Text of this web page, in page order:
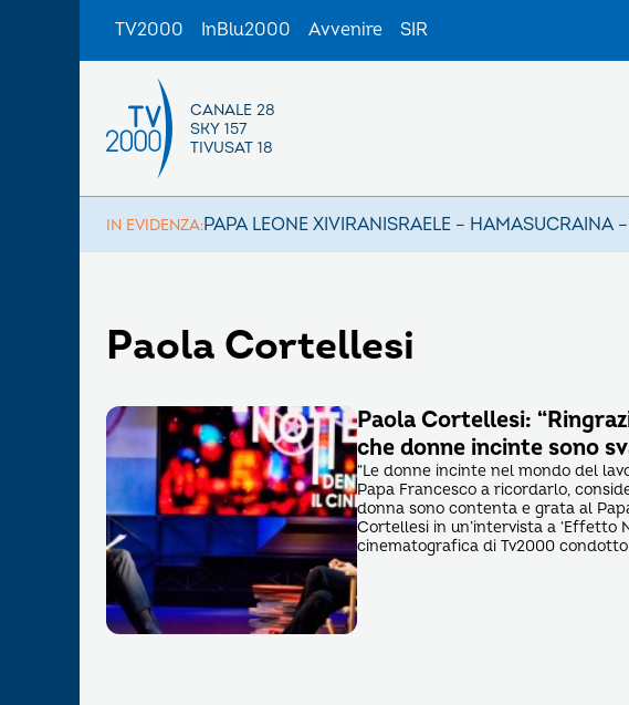
TV2000 InBlu2000 Avvenire SIR
CANALE 28
SKY 157
TIVUSAT 18
IN EVIDENZA:PAPA LEONE XIVIRANISRAELE – HAMASUCRAINA
Paola Cortellesi
Paola Cortellesi:
che donne incinte sono
“Le donne incinte nel mondo del
Papa Francesco a ricordarlo,
donna sono contenta e grata al
Cortellesi in un’intervista a ‘Effetto
cinematografica di Tv2000 condotto